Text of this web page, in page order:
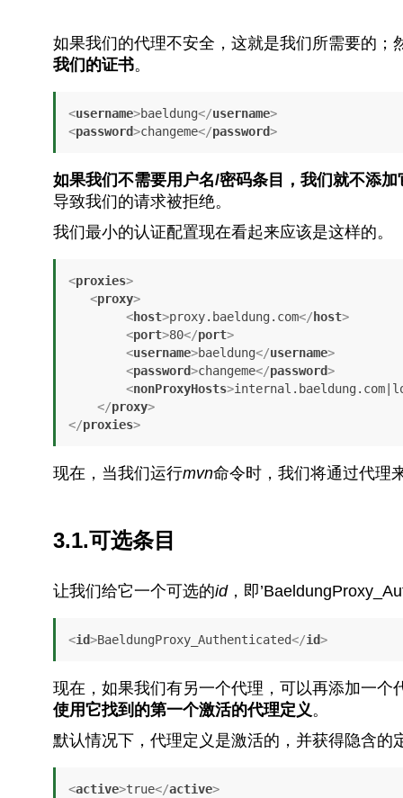
如果我们的代理不安全，这就是我们所需要的；
我们的证书。
<username>baeldung</username>
<password>changeme</password>
如果我们不需要用户名/密码条目，我们就不添加
导致我们的请求被拒绝。
我们最小的认证配置现在看起来应该是这样的。
<proxies>
<proxy>
<host>proxy.baeldung.com</ host>
<port>80</port>
<username>baeldung</username>
<password>changeme</password>
<nonProxyHosts>
</proxy>
</proxies>
现在，当我们运行mvn命令时，我们将通过代理
3.1.可选条目
让我们给它一个可选的id，即
<id>BaeldungProxy_Authenticated</id>
现在，如果我们有另一个代理，可以再添加一个
使用它找到的第一个激活的代理定义。
默认情况下，代理定义是激活的，并获得隐含的
<active>true</active>